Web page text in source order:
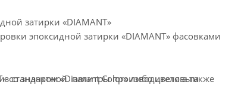
затирки «DIAMANT»
эпоксидной затирки «DIAMANT» фасовками
со значком «Diamant Color» либо цветовым
стандартной палитры производителя а также